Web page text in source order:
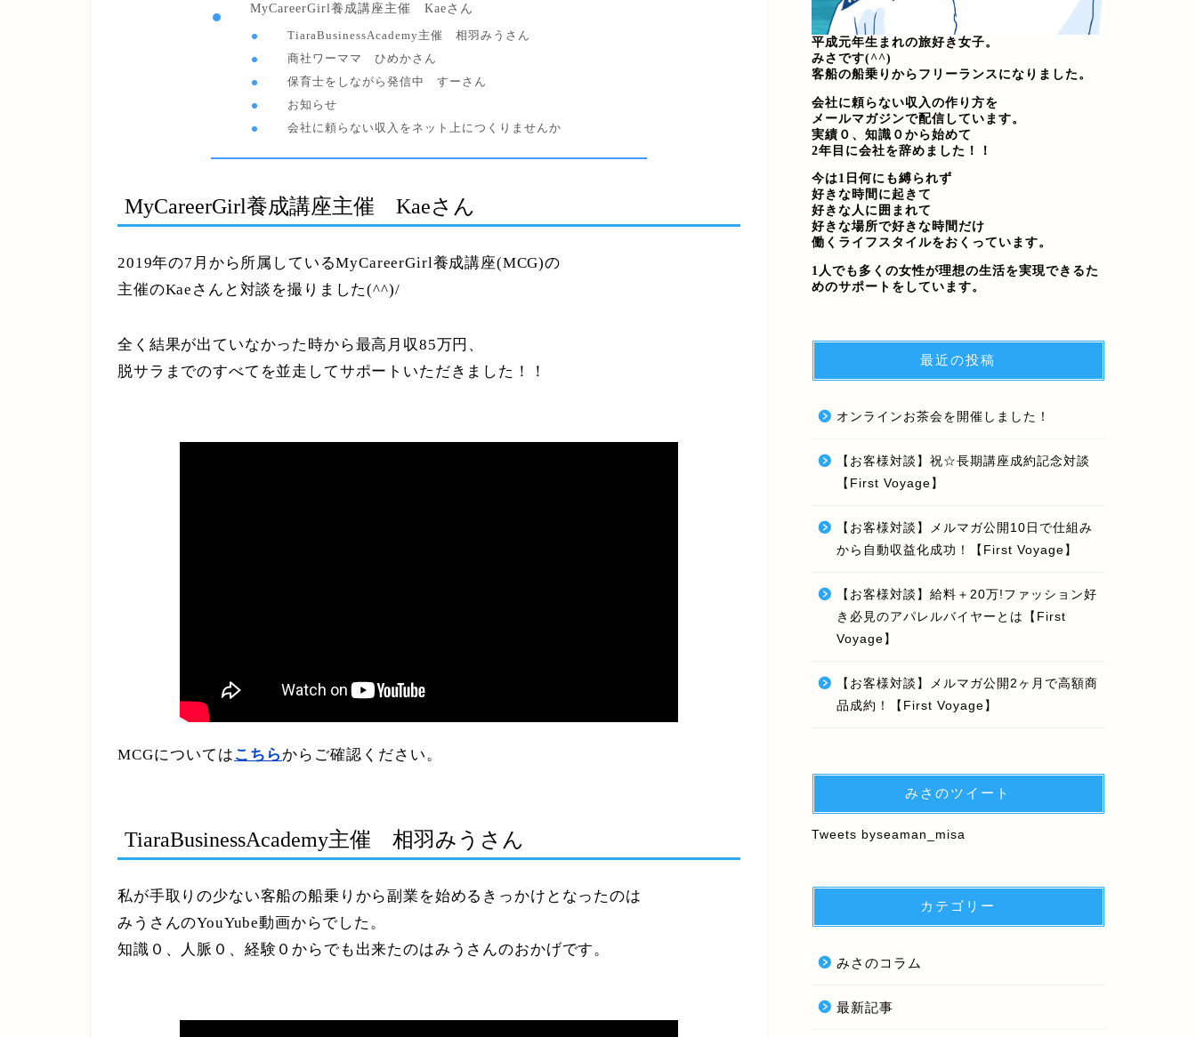
MyCareerGirl養成講座主催 Kaeさん
TiaraBusinessAcademy主催 相羽みうさん
商社ワーママ ひめかさん
保育士をしながら発信中 すーさん
お知らせ
会社に頼らない収入をネット上につくりませんか
MyCareerGirl養成講座主催 Kaeさん
2019年の7月から所属しているMyCareerGirl養成講座(MCG)の
主催のKaeさんと対談を撮りました(^^)/
全く結果が出ていなかった時から最高月収85万円、
脱サラまでのすべてを並走してサポートいただきました！！
MCGについては こちら からご確認ください。
TiaraBusinessAcademy主催 相羽みうさん
私が手取りの少ない客船の船乗りから副業を始めるきっかけとなったのは
みうさんのYouYube動画からでした。
知識０、人脈０、経験０からでも出来たのはみうさんのおかげです。
平成元年生まれの旅好き女子。
みさです(^^)
客船の船乗りからフリーランスになりました。
会社に頼らない収入の作り方を
メールマガジンで配信しています。
実績０、知識０から始めて
2年目に会社を辞めました！！
今は1日何にも縛られず
好きな時間に起きて
好きな人に囲まれて
好きな場所で好きな時間だけ
働くライフスタイルをおくっています。
1人でも多くの女性が理想の生活を実現できるた
めのサポートをしています。
最近の投稿
オンラインお茶会を開催しました！
【お客様対談】祝☆長期講座成約記念対談
【First Voyage】
【お客様対談】メルマガ公開10日で仕組み
から自動収益化成功！【First Voyage】
【お客様対談】給料＋20万!ファッション好
き必見のアパレルバイヤーとは【First
Voyage】
【お客様対談】メルマガ公開2ヶ月で高額商
品成約！【First Voyage】
みさのツイート
Tweets byseaman_misa
カテゴリー
みさのコラム
最新記事